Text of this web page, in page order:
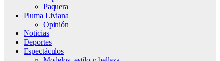
Paquera
Pluma Liviana
Opinión
Noticias
Deportes
Espectáculos